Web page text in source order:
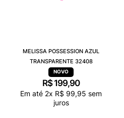
MELISSA POSSESSION AZUL
TRANSPARENTE 32408
R$ 199,90
Em até 2x R$ 99,95 sem
juros